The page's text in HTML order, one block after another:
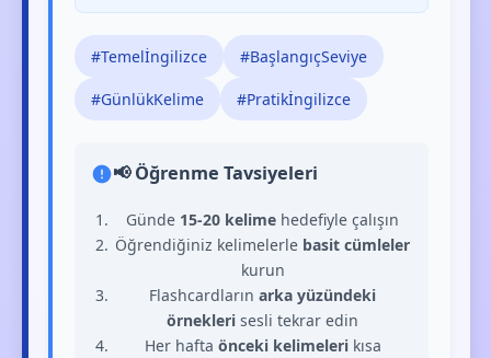
#Temelİngilizce #BaşlangıçSeviye
#GünlükKelime #Pratikİngilizce
📢 Öğrenme Tavsiyeleri
Günde 15-20 kelime hedefiyle çalışın
Öğrendiğiniz kelimelerle basit cümleler
kurun
Flashcardlarınarka yüzündeki
örnekleri sesli tekrar edin
Her hafta önceki kelimelerikısa